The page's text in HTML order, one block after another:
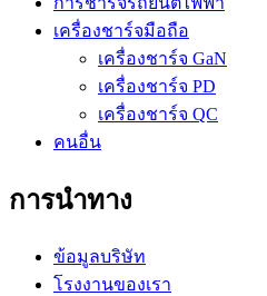
เครื่องชาร์จมือถือ
เครื่องชาร์จ GaN
เครื่องชาร์จ PD
เครื่องชาร์จ QC
คนอื่น
การนำทาง
ข้อมูลบริษัท
โรงงานของเรา